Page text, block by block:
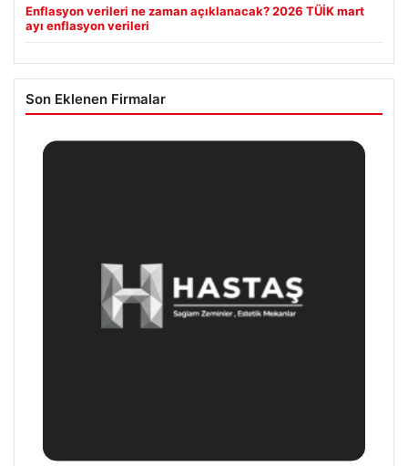
Enflasyon verileri ne zaman açıklanacak? 2026 TÜİK mart
ayı enflasyon verileri
Son Eklenen Firmalar